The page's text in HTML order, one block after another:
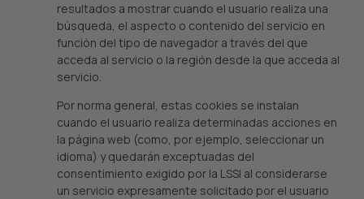
resultados a mostrar cuando el usuario realiza una
búsqueda, el aspecto o contenido del servicio en
función del tipo de navegador a través del que
acceda al servicio o la región desde la que acceda al
servicio.
Por norma general, estas cookies se instalan
cuando el usuario realiza determinadas acciones en
la página web (como, por ejemplo, seleccionar un
idioma) y quedarán exceptuadas del
consentimiento exigido por la LSSI al considerarse
un servicio expresamente solicitado por el usuario